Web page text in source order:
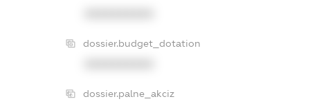
dossier.budget_dotation
dossier.palne_akciz